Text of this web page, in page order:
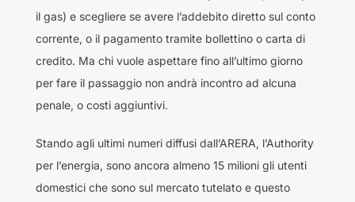
il gas) e scegliere se avere l’addebito diretto sul conto
corrente, o il pagamento tramite bollettino o carta di
credito. Ma chi vuole aspettare fino all’ultimo giorno
per fare il passaggio non andrà incontro ad alcuna
penale, o costi aggiuntivi.
Stando agli ultimi numeri diffusi dall’ARERA, l’Authority
per l’energia, sono ancora almeno 15 milioni gli utenti
domestici che sono sul mercato tutelato e questo